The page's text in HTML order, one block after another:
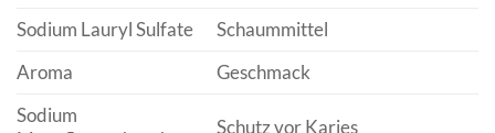
Sodium Lauryl Sulfate
Schaummittel
Aroma
Geschmack
Sodium
Schutz vor Karies